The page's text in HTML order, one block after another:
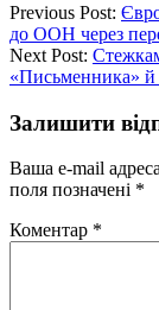
Previous Post:
до ООН через
Next Post:
«Письменника» й
Залишити
Ваша e-mail
поля позначені *
Коментар *